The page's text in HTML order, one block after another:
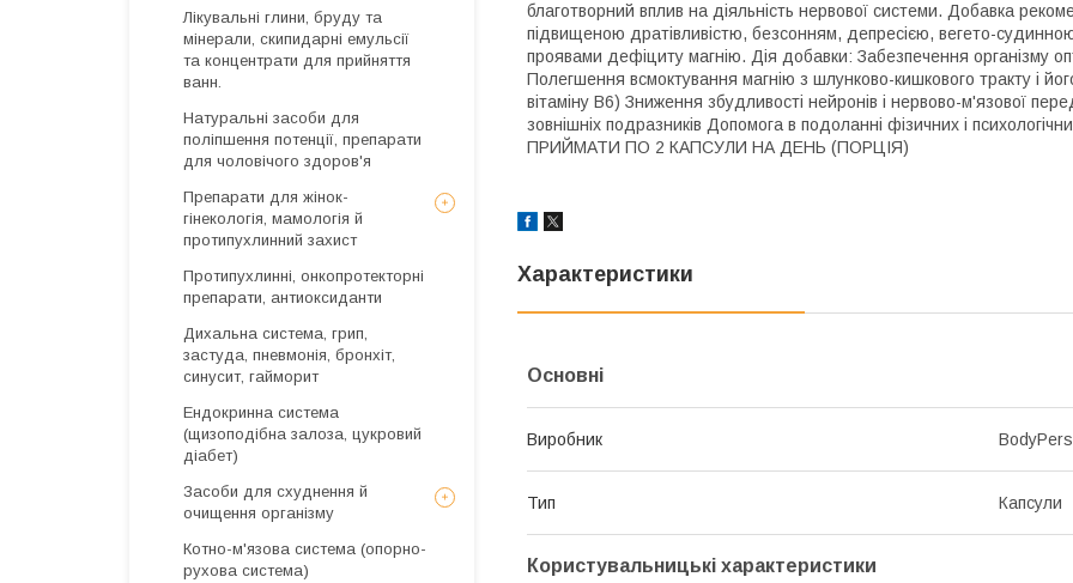
благотворний вплив на діяльність нервової системи. Добавка
підвищеною дратівливістю, безсонням, депресією, вегето-
проявами дефіциту магнію. Дія добавки: Забезпечення організму
Полегшення всмоктування магнію з шлунково-кишкового тракту і
вітаміну В6) Зниження збудливості нейронів і нервово-м'язової
зовнішніх подразників Допомога в подоланні фізичних і
ПРИЙМАТИ ПО 2 КАПСУЛИ НА ДЕНЬ (ПОРЦІЯ)
Характеристики
Основні
Виробник
Тип Капсули
Користувальницькі характеристики
Лікувальні глини, бруду та
мінерали, скипидарні емульсії
та концентрати для прийняття
ванн.
Натуральні засоби для
поліпшення потенції, препарати
для чоловічого здоров'я
Препарати для жінок-
гінекологія, мамологія й
протипухлинний захист
Протипухлинні, онкопротекторні
препарати, антиоксиданти
Дихальна система, грип,
застуда, пневмонія, бронхіт,
синусит, гайморит
Ендокринна система
(щизоподібна залоза, цукровий
діабет)
Засоби для схуднення й
очищення організму
Котно-м'язова система (опорно-
рухова система)